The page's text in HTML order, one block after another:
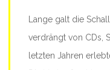
Lange galt die
verdrängt von CDs,
letzten Jahren